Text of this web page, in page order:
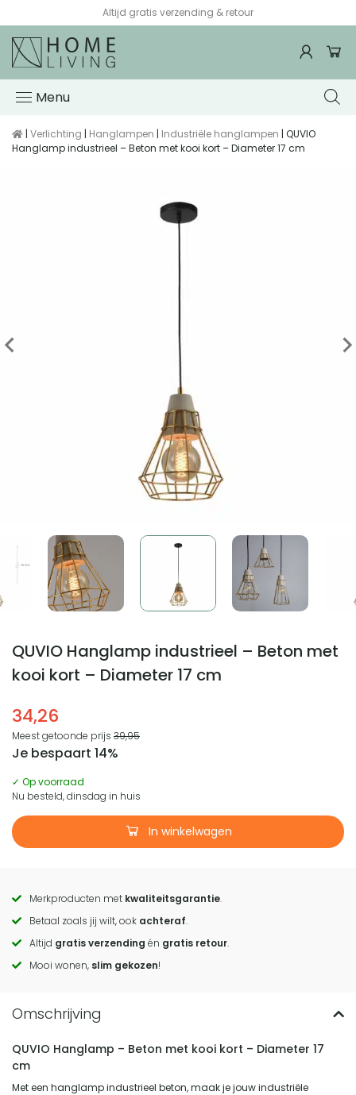
Altijd gratis verzending & retour
Menu
| Verlichting | Hanglampen | Industriële hanglampen | QUVIO
Hanglamp industrieel – Beton met kooi kort – Diameter 17 cm
QUVIO Hanglamp industrieel – Beton met
kooi kort – Diameter 17 cm
34,26
Meest getoonde prijs 39,95
Je bespaart 14%
✓ Op voorraad
Nu besteld, dinsdag in huis
In winkelwagen
Call
to
actions
Merkproducten met kwaliteitsgarantie.
Betaal zoals jij wilt, ook achteraf.
Altijd gratis verzending én gratis retour.
Mooi wonen, slim gekozen!
QUVIO Hanglamp – Beton met kooi kort – Diameter 17
cm
Met een hanglamp industrieel beton, maak je jouw industriële